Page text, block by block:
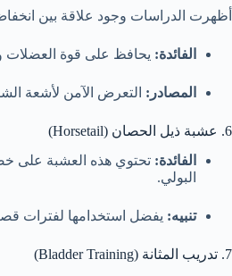
أظهرت الدراسات وجود علاقة بين
الفائدة: يحافظ على قوة العضلات
المصادر: التعرض الآمن لأشعة
6. عشبة ذيل الحصان (Horsetail)
الفائدة: تحتوي هذه العشبة على
البولي.
تنبيه: يفضل استخدامها لفترات
7. تدريب المثانة (Bladder Training)